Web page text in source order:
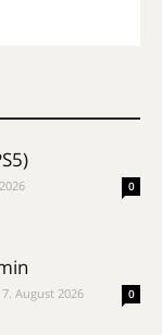
0
7. August 2026 0